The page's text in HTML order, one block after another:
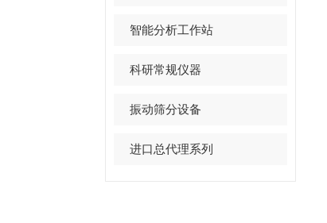
智能分析工作站
科研常规仪器
振动筛分设备
进口总代理系列